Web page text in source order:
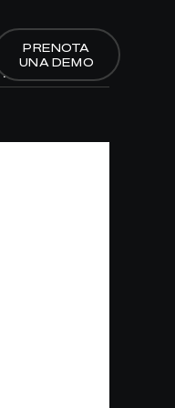
PRENOTA
UNA DEMO
PRENOTA
UNA DEMO
Prossimo